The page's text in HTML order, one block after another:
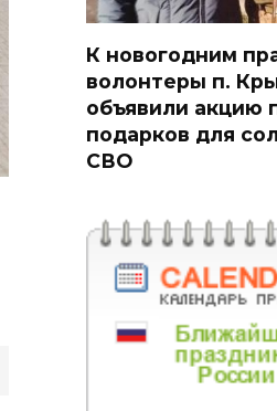
К новогодним
волонтеры п.
объявили акцию
подарков для
СВО